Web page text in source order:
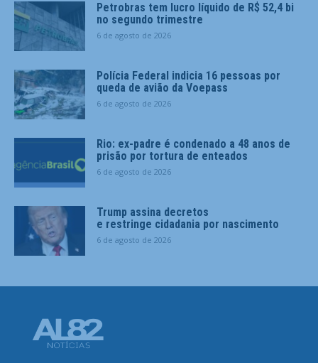
Petrobras tem lucro líquido de R$ 52,4 bi
no segundo trimestre
6 de agosto de 2026
Polícia Federal indicia 16 pessoas por
queda de avião da Voepass
6 de agosto de 2026
Rio: ex-padre é condenado a 48 anos de
prisão por tortura de enteados
6 de agosto de 2026
Trump assina decretos
e restringe cidadania por nascimento
6 de agosto de 2026